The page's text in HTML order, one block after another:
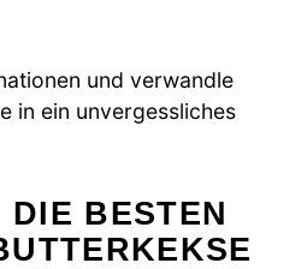
und verwandle
in ein unvergessliches
BESTEN